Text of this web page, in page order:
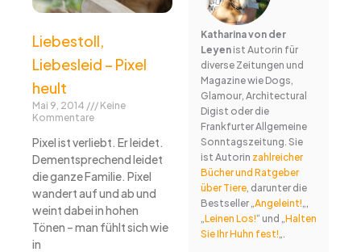
Liebestoll,
Liebesleid – Pixel
heult
Mai 9, 2014
Keine
Kommentare
Pixel ist verliebt. Er leidet.
Dementsprechend leidet
die ganze Familie. Pixel
wandert auf und ab und
weint dabei in hohen
Tönen – man fühlt sich wie
in
Katharina von der
Leyenist Autorin für
diverse Zeitungen und
Magazine wie Dogs,
Glamour, Architectural
Digist oder die
Frankfurter Allgemeine
Sonntagszeitung. Sie
ist Autorin zahlreicher
Bücher und Ratgeber
über Tiere, darunter die
Bestseller „Angeleint!„,
„Leinen Los!“ und „Halten
Sie Ihr Huhn fest!„.